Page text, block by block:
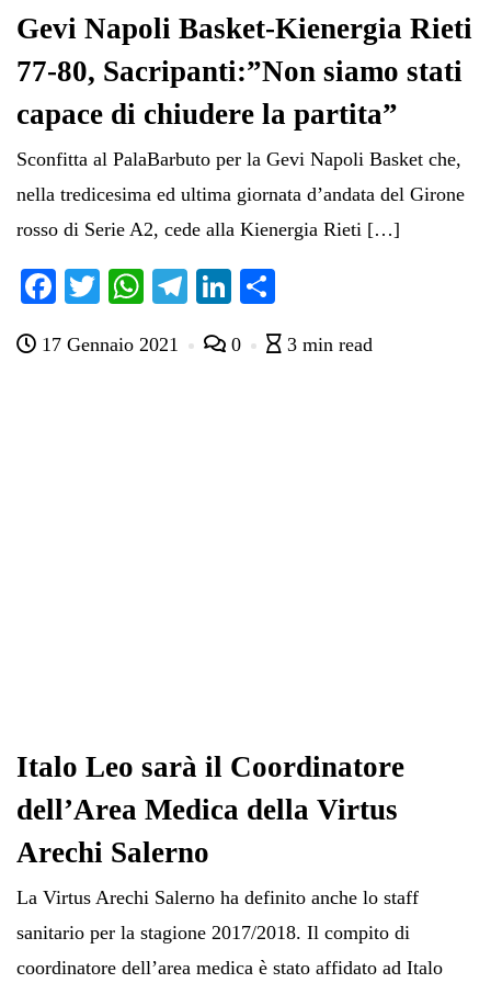
Gevi Napoli Basket-Kienergia Rieti
77-80, Sacripanti:”Non siamo stati
capace di chiudere la partita”
Sconfitta al PalaBarbuto per la Gevi Napoli Basket che,
nella tredicesima ed ultima giornata d’andata del Girone
rosso di Serie A2, cede alla Kienergia Rieti […]
Fa
bo
T
tte
W
ts
Te
gr
Li
ed di
17 Gennaio 2021 0 3 min read
Italo Leo sarà il Coordinatore
dell’Area Medica della Virtus
Arechi Salerno
La Virtus Arechi Salerno ha definito anche lo staff
sanitario per la stagione 2017/2018. Il compito di
coordinatore dell’area medica è stato affidato ad Italo